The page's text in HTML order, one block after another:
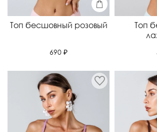
Топ бесшовный розовый
690 ₽
Топ